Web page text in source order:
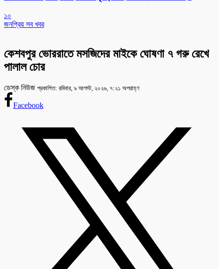
১০
জনপ্রিয় সব খবর
কেশবপুর ভোররাতে মসজিদের মাইকে ঘোষণা ৭ গরু রেখে
পালাল চোর
ডেস্ক নিউজ প্রকাশিত: রবিবার, ৯ আগস্ট, ২০২৬, ৭:২১ অপরাহ্ণ
Facebook